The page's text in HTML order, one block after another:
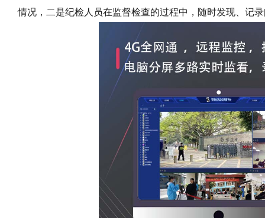
情况，二是纪检人员在监督检查的过程中，随时发现、记